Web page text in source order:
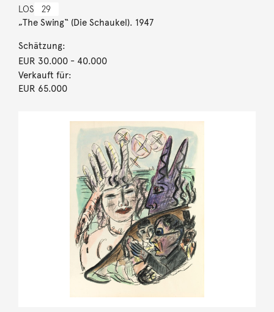
LOS 29
„The Swing“ (Die Schaukel). 1947
Schätzung:
EUR 30.000- 40.000
Verkauft für:
EUR 65.000